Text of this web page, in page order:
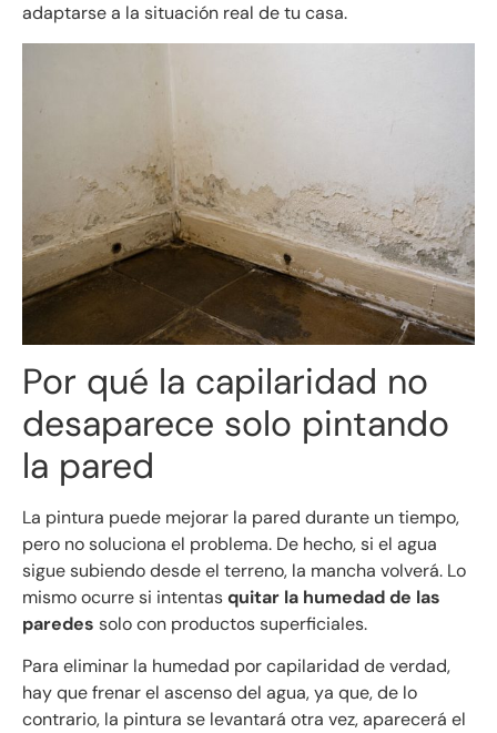
adaptarse a la situación real de tu casa.
Por qué la capilaridad no
desaparece solo pintando
la pared
La pintura puede mejorar la pared durante un tiempo,
pero no soluciona el problema. De hecho, si el agua
sigue subiendo desde el terreno, la mancha volverá. Lo
mismo ocurre si intentasquitar la humedad de las
paredes solo con productos superficiales.
Para eliminar la humedad por capilaridad de verdad,
hay que frenar el ascenso del agua, ya que, de lo
contrario, la pintura se levantará otra vez, aparecerá el